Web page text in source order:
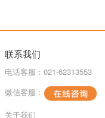
联系我们
电话客服：021-62313553
微信客服：
关于我们